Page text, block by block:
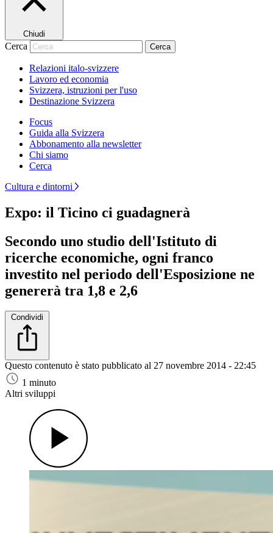
Chiudi
Cerca Cerca
Relazioni italo-svizzere
Lavoro ed economia
Svizzera, istruzioni per l'uso
Destinazione Svizzera
Focus
Guida alla Svizzera
Abbonamento alla newsletter
Chi siamo
Cerca
Cultura e dintorni
Expo: il Ticino ci guadagnerà
Secondo uno studio dell'Istituto di
ricerche economiche, ogni franco
investito nel periodo dell'Esposizione ne
genererà tra 1,8 e 2,6
Condividi
Questo contenuto è stato pubblicato al 27 novembre 2014 - 22:45
1 minuto
Altri sviluppi